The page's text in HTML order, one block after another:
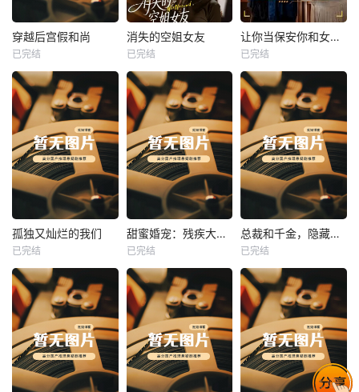
热播
未知
穿越后宫假和尚
已完结
热播
未知
消失的空姐女友
已完结
热播
未知
让你当保安你和女业主谈恋爱
已完结
热播
未知
孤独又灿烂的我们
已完结
热播
未知
甜蜜婚宠：残疾大佬夜夜撩
已完结
热播
未知
总裁和千金，隐藏身份闪婚了
已完结